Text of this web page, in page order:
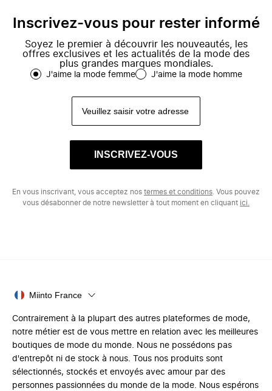
Inscrivez-vous pour rester informé
Soyez le premier à découvrir les nouveautés, les
offres exclusives et les actualités de la mode des
plus grandes marques mondiales.
J'aime la mode femme J'aime la mode homme
INSCRIVEZ-VOUS
En vous inscrivant, vous acceptez nos termes et conditions . Vous pouvez
vous désabonner de notre newsletter à tout moment en cliquant ici.
Miinto France
Contrairement à la plupart des autres plateformes de mode,
notre métier est de vous mettre en relation avec les meilleures
boutiques de mode du monde. Nous ne possédons pas
d'entrepôt ni de stock à nous. Tous nos produits sont
sélectionnés, stockés et envoyés avec amour par des
personnes passionnées du monde de la mode. Nous espérons